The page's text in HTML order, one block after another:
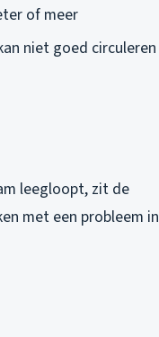
of meer
niet goed circuleren
leegloopt, zit de
met een probleem in